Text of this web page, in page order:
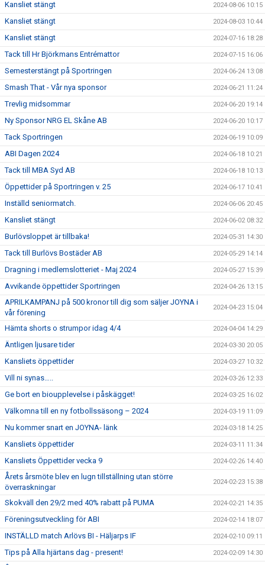
Kansliet stängt 2024-08-06 10:15
Kansliet stängt 2024-08-03 10:44
Kansliet stängt 2024-07-16 18:28
Tack till Hr Björkmans Entrémattor 2024-07-15 16:06
Semesterstängt på Sportringen 2024-06-24 13:08
Smash That - Vår nya sponsor 2024-06-21 11:24
Trevlig midsommar 2024-06-20 19:14
Ny Sponsor NRG EL Skåne AB 2024-06-20 10:17
Tack Sportringen 2024-06-19 10:09
ABI Dagen 2024 2024-06-18 10:21
Tack till MBA Syd AB 2024-06-18 10:13
Öppettider på Sportringen v. 25 2024-06-17 10:41
Inställd seniormatch. 2024-06-06 20:45
Kansliet stängt 2024-06-02 08:32
Burlövsloppet är tillbaka! 2024-05-31 14:30
Tack till Burlövs Bostäder AB 2024-05-29 14:14
Dragning i medlemslotteriet - Maj 2024 2024-05-27 15:39
Avvikande öppettider Sportringen 2024-04-26 13:15
APRILKAMPANJ på 500 kronor till dig som säljer JOYNA i
vår förening
2024-04-23 15:04
Hämta shorts o strumpor idag 4/4 2024-04-04 14:29
Äntligen ljusare tider 2024-03-30 20:05
Kansliets öppettider 2024-03-27 10:32
Vill ni synas….. 2024-03-26 12:33
Ge bort en bioupplevelse i påskägget! 2024-03-25 16:02
Välkomna till en ny fotbollssäsong – 2024 2024-03-19 11:09
Nu kommer snart en JOYNA- länk 2024-03-18 14:25
Kansliets öppettider 2024-03-11 11:34
Kansliets Öppettider vecka 9 2024-02-26 14:40
Årets årsmöte blev en lugn tillställning utan större
överraskningar
2024-02-23 15:38
Skokväll den 29/2 med 40% rabatt på PUMA 2024-02-21 14:35
Föreningsutveckling för ABI 2024-02-14 18:07
INSTÄLLD match Arlövs BI - Häljarps IF 2024-02-10 09:11
Tips på Alla hjärtans dag - present! 2024-02-09 14:30